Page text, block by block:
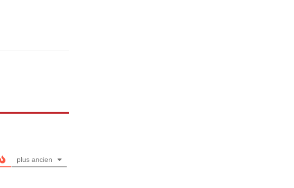
plus ancien